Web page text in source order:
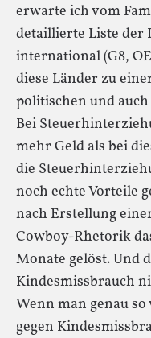
erwarte ich vom
detaillierte Liste der
international (G8,
diese Länder zu
politischen und
Bei
mehr Geld als bei
die
noch echte Vorteile
nach Erstellung
Cowboy-Rhetorik
Monate gelöst. Und
Kindesmissbrauch
Wenn man genau
gegen